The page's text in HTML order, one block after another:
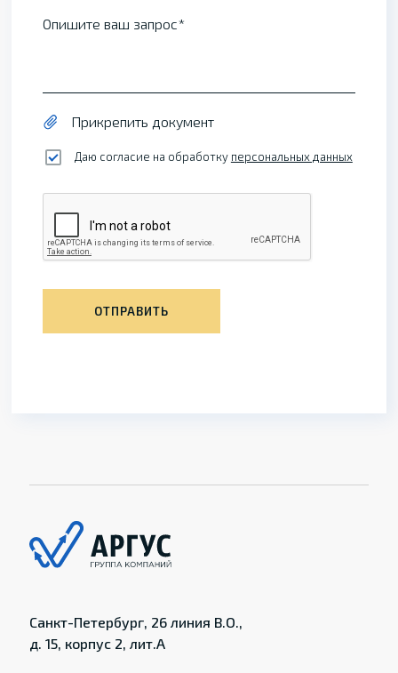
Опишите ваш запрос
Прикрепить документ
Даю согласие на обработку персональных данных
ОТПРАВИТЬ
Санкт-Петербург, 26 линия В.О.,
д. 15, корпус 2, лит.А